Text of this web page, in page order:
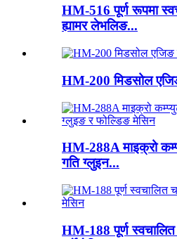
HM-516 पूर्ण रूपमा
ह्यामर लेभलिङ...
HM-200 मिडसोल
HM-288A माइक्रो
गति ग्लुइन...
HM-188 पूर्ण स्वचालित